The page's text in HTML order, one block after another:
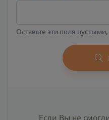
Оставьте эти поля
Если Вы не